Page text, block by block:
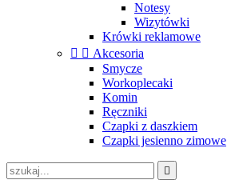
Notesy
Wizytówki
Krówki reklamowe
  Akcesoria
Smycze
Workoplecaki
Komin
Ręczniki
Czapki z daszkiem
Czapki jesienno zimowe
